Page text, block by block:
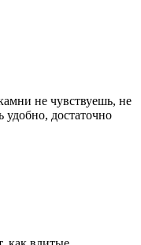
не чувствуешь, не
удобно, достаточно